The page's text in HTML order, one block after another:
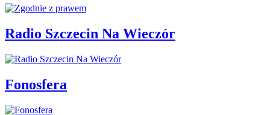
Radio Szczecin Na Wieczór
Fonosfera